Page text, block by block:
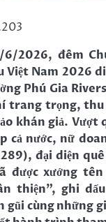
6/2026, đêm
Việt Nam 2026
Phú Gia
trang trọng, thu
khán giả. Vượt
cả nước, nữ
đại diện
được xướng
thiện”, ghi
gũi cùng những